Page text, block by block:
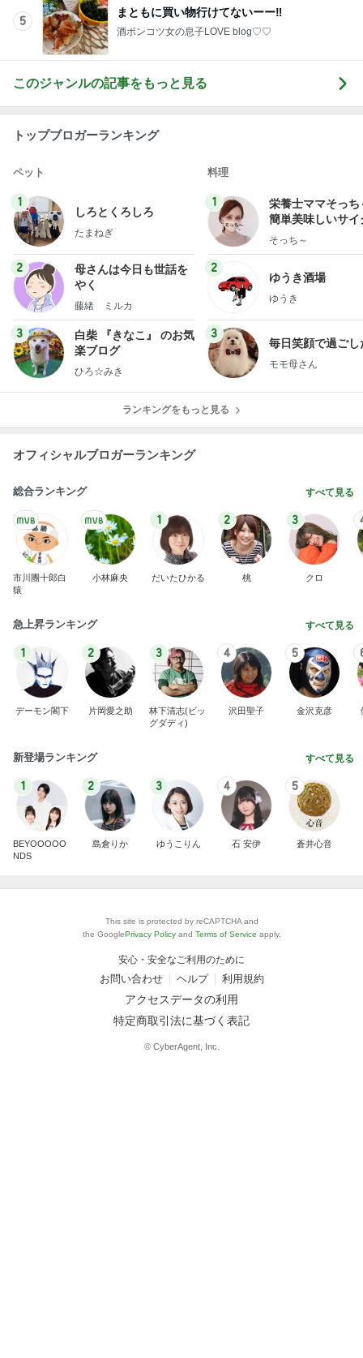
5
まともに買い物行けてないーー‼︎
酒ポンコツ女の息子LOVE blog♡♡
このジャンルの記事をもっと見る
トップブロガーランキング
ペット
1
しろとくろしろ
たまねぎ
2
母さんは今日も世話を
やく
藤緒 ミルカ
3
白柴 『きなこ』 のお気
楽ブログ
ひろ☆みき
料理
1
栄養士ママそっち
簡単美味しいサイ
献立
そっち～
2
ゆうき酒場
ゆうき
3
毎日笑顔で過ごし
モモ母さん
ランキングをもっと見る
オフィシャルブロガーランキング
総合ランキング すべて見る
市川團十郎白
猿
小林麻央
1
だいたひかる
2
桃
3
クロ
急上昇ランキング すべて見る
1
デーモン閣下
2
片岡愛之助
3
林下清志(ビッ
グダディ)
4
沢田聖子
5
金沢克彦
新登場ランキング すべて見る
1
BEYOOOOO
NDS
2
島倉りか
3
ゆうこりん
4
石 安伊
5
蒼井心音
This site is protected by reCAPTCHA and
the GooglePrivacy Policy and Terms of Service apply.
安心・安全なご利用のために
お問い合わせ ヘルプ 利用規約
アクセスデータの利用
特定商取引法に基づく表記
© CyberAgent, Inc.